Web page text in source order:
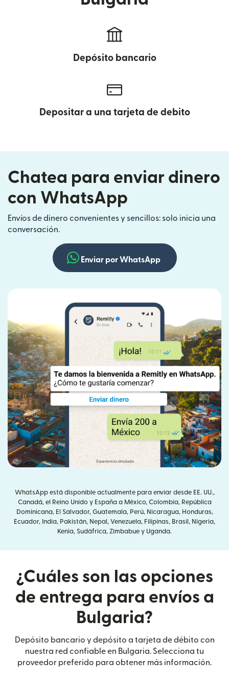
Depósito bancario
Depositar a una tarjeta de debito
Chatea para enviar dinero
con WhatsApp
Envíos de dinero convenientes y sencillos: solo inicia una
conversación.
Enviar por WhatsApp
WhatsApp está disponible actualmente para enviar desde EE. UU.,
Canadá, el Reino Unido y España a México, Colombia, República
Dominicana, El Salvador, Guatemala, Perú, Nicaragua, Honduras,
Ecuador, India, Pakistán, Nepal, Venezuela, Filipinas, Brasil, Nigeria,
Kenia, Sudáfrica, Zimbabue y Uganda.
¿Cuáles son las opciones
de entrega para envíos a
Bulgaria?
Depósito bancario y depósito a tarjeta de débito con
nuestra red confiable en Bulgaria. Selecciona tu
proveedor preferido para obtener más información.